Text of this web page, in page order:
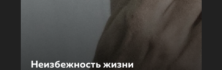
Неизбежность жизни